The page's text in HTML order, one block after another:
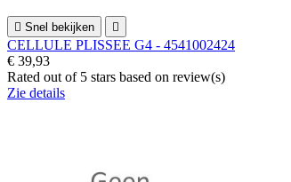
 Snel bekijken 
CELLULE PLISSEE G4 - 4541002424
€ 39,93
Rated out of 5 stars based on review(s)
Zie details